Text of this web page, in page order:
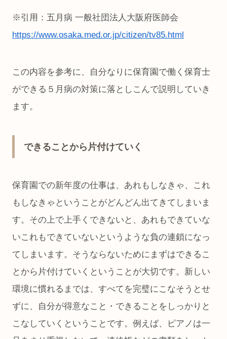
※引用：五月病 一般社団法人大阪府医師会
https://www.osaka.med.or.jp/citizen/tv85.html
この内容を参考に、自分なりに保育園で働く保育士
ができる５月病の対策に落としこんで説明していき
ます。
できることから片付けていく
保育園での新年度の仕事は、あれもしなきゃ、これ
もしなきゃということがどんどん出てきてしまいま
す。その上で上手くできないと、あれもできていな
いこれもできていないというような負の連鎖になっ
てしまいます。そうならないためにまずはできるこ
とから片付けていくということが大切です。新しい
環境に慣れるまでは、すべてを完璧にこなそうとせ
ずに、自分が得意なこと・できることをしっかりと
こなしていくということです。例えば、ピアノは一